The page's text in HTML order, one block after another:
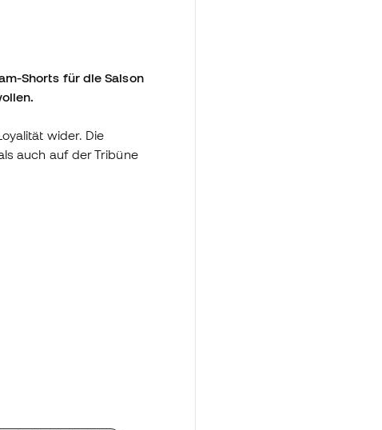
Shorts für die Saison
wider. Die
auch auf der Tribüne